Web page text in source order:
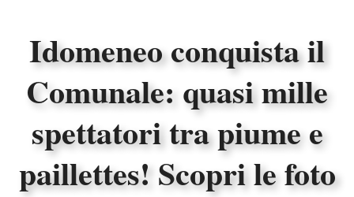
Idomeneo conquista il
Comunale: quasi mille
spettatori tra piume e
paillettes! Scopri le foto